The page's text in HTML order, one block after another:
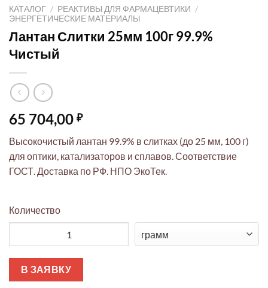
КАТАЛОГ / РЕАКТИВЫ ДЛЯ ФАРМАЦЕВТИКИ /
ЭНЕРГЕТИЧЕСКИЕ МАТЕРИАЛЫ
Лантан Слитки 25мм 100г 99.9%
Чистый
65 704,00 ₽
Высокочистый лантан 99.9% в слитках (до 25 мм, 100 г)
для оптики, катализаторов и сплавов. Соответствие
ГОСТ. Доставка по РФ. НПО ЭкоТек.
Количество
В ЗАЯВКУ